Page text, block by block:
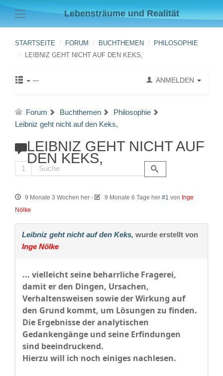
Lebensträume und Realität
STARTSEITE FORUM BUCHTHEMEN
PHILOSOPHIE
LEIBNIZ GEHT NICHT AUF DEN KEKS,
ANMELDEN
Forum Buchthemen
Philosophie
Leibniz geht nicht auf den Keks,
LEIBNIZ GEHT NICHT AUF
DEN KEKS,
1
9 Monate 3 Wochen her - 9 Monate 6 Tage her #1 von Inge
Nölke
Leibniz geht nicht auf den Keks, wurde erstellt von
Inge Nölke
... vielleicht seine beharrliche Fragerei,
damit er den Dingen, Ursachen,
Verhaltensweisen sowie der Wirkung auf
den Grund kommt, um Lösungen zu finden.
Die Ergebnisse der analytischen
Gedankengänge und seine Erfindungen
sind beeindruckend.
Hierzu will ich noch einiges nachlesen.